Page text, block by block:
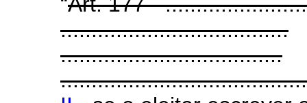
.....................................
....................................